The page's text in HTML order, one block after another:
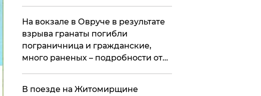
На вокзале в Овруче в результате
взрыва гранаты погибли
пограничница и гражданские,
много раненых – подробности от
В поезде на Житомирщине